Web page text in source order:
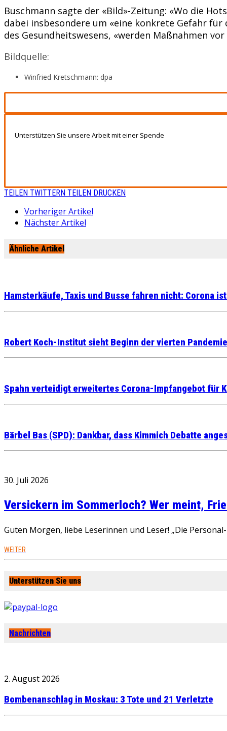
Buschmann sagte der «Bild»-Zeitung: «Wo die
dabei insbesondere um «eine konkrete Gefahr
des Gesundheitswesens, «werden Maßnahmen
Bildquelle:
Winfried Kretschmann: dpa
Unterstützen Sie unsere Arbeit mit einer Spende
TEILEN TWITTERN TEILEN DRUCKEN
Vorheriger Artikel
Nächster Artikel
Ähnliche Artikel
Hamsterkäufe, Taxis und Busse fahren nicht: Corona
Robert Koch-Institut sieht Beginn der vierten
Spahn verteidigt erweitertes Corona-Impfangebot für
Bärbel Bas (SPD): Dankbar, dass Kimmich Debatte
30. Juli 2026
Versickern im Sommerloch? Wer meint,
Guten Morgen, liebe Leserinnen und Leser! „Die
WEITER
Unterstützen Sie uns
Nachrichten
2. August 2026
Bombenanschlag in Moskau: 3 Tote und 21 Verletzte